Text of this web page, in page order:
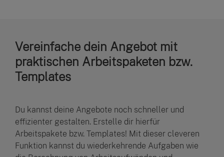
Vereinfache dein Angebot mit
praktischen Arbeitspaketen bzw.
Templates
Du kannst deine Angebote noch schneller und
effizienter gestalten. Erstelle dir hierfür
Arbeitspakete bzw. Templates! Mit dieser cleveren
Funktion kannst du wiederkehrende Aufgaben wie